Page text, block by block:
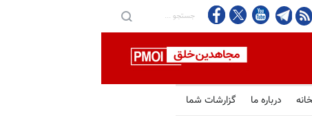
و محرومیت‌های ضدانسانی
درباره ما گزارشات شما